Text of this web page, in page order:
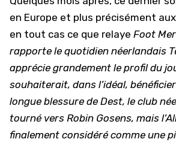
en Europe et plus précisément
en tout cas ce que relaye Foot
rapporte le quotidien néerlandais
apprécie grandement le profil du
souhaiterait, dans l’idéal,
longue blessure de Dest, le club
tourné vers Robin Gosens, mais
finalement considéré comme une